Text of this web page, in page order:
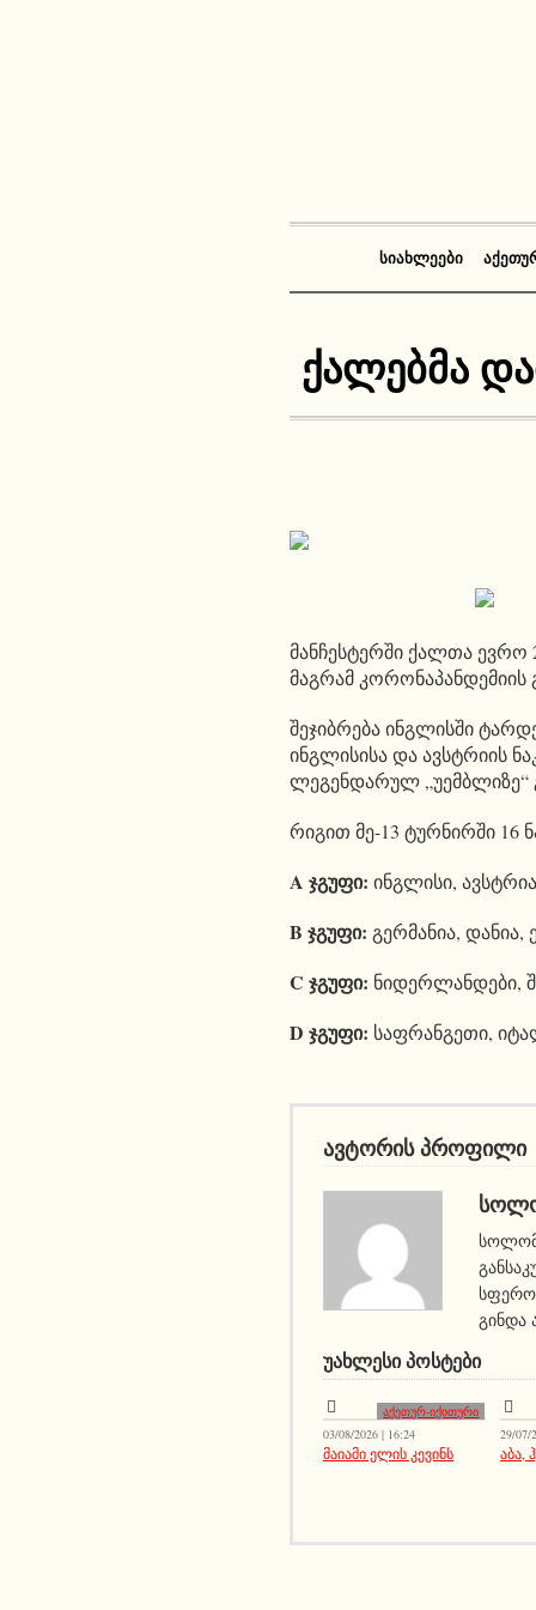
ᲡᲘᲐᲮᲚᲔᲔᲑᲘ
ქალებმა
მანჩესტერში ქალთა ევრო
მაგრამ
შეჯიბრება ინგლისში
ინგლისისა და ავსტრიის
ლეგენდარულ
რიგით მე-13 ტურნირში 16
A ჯგუფი: ინგლისი,
B ჯგუფი: გერმანია, დანია,
C ჯგუფი: ნიდერლანდები,
D ჯგუფი: საფრანგეთი,
ავტორის პროფილი
გინდა
ᲣᲐᲮᲚᲔᲡᲘ ᲞᲝᲡᲢᲔᲑᲘ
აქეთურ-იქითური
03/08/2026 | 16:24
მაიამი ელის კევინს
29/07/
აბა,